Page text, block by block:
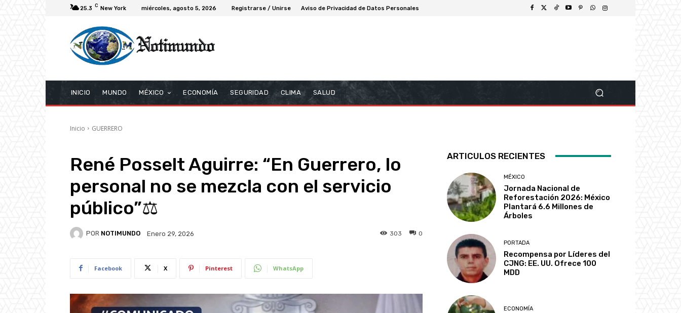
25.3 C New York miércoles, agosto 5, 2026 Registrarse / Unirse Aviso de Privacidad de Datos Personales
INICIO MUNDO MÉXICO ECONOMÍA SEGURIDAD CLIMA SALUD
Inicio GUERRERO
René Posselt Aguirre: “En Guerrero, lo
personal no se mezcla con el servicio
público”⚖️
POR NOTIMUNDO Enero 29, 2026 0
303
Facebook X Pinterest WhatsApp
ARTICULOS RECIENTES
MÉXICO
Jornada Nacional de
Reforestación 2026: México
Plantará 6.6 Millones de
Árboles
PORTADA
Recompensa por Líderes del
CJNG: EE. UU. Ofrece 100
MDD
ECONOMÍA